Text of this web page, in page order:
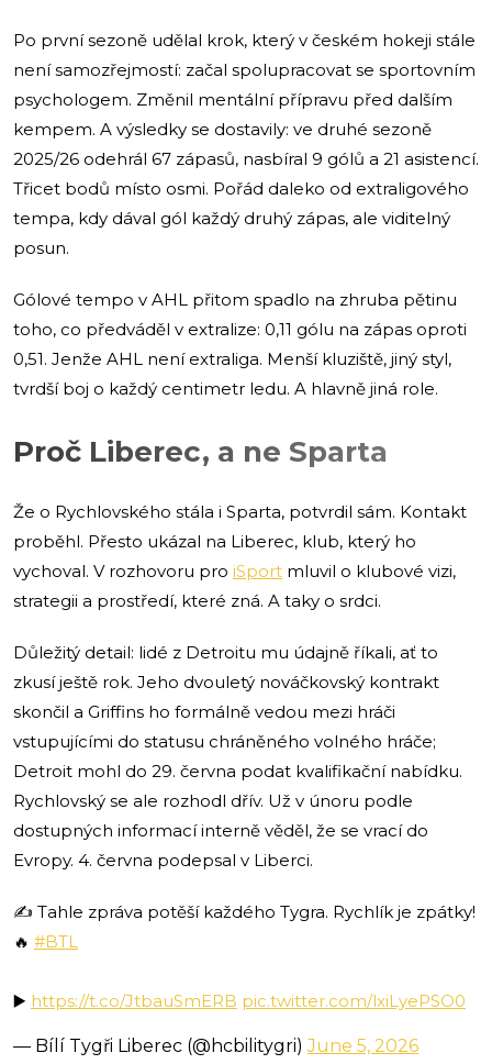
Po první sezoně udělal krok, který v českém hokeji stále
není samozřejmostí: začal spolupracovat se sportovním
psychologem. Změnil mentální přípravu před dalším
kempem. A výsledky se dostavily: ve druhé sezoně
2025/26 odehrál 67 zápasů, nasbíral 9 gólů a 21 asistencí.
Třicet bodů místo osmi. Pořád daleko od extraligového
tempa, kdy dával gól každý druhý zápas, ale viditelný
posun.
Gólové tempo v AHL přitom spadlo na zhruba pětinu
toho, co předváděl v extralize: 0,11 gólu na zápas oproti
0,51. Jenže AHL není extraliga. Menší kluziště, jiný styl,
tvrdší boj o každý centimetr ledu. A hlavně jiná role.
Proč Liberec, a ne Sparta
Že o Rychlovského stála i Sparta, potvrdil sám. Kontakt
proběhl. Přesto ukázal na Liberec, klub, který ho
vychoval. V rozhovoru pro iSport mluvil o klubové vizi,
strategii a prostředí, které zná. A taky o srdci.
Důležitý detail: lidé z Detroitu mu údajně říkali, ať to
zkusí ještě rok. Jeho dvouletý nováčkovský kontrakt
skončil a Griffins ho formálně vedou mezi hráči
vstupujícími do statusu chráněného volného hráče;
Detroit mohl do 29. června podat kvalifikační nabídku.
Rychlovský se ale rozhodl dřív. Už v únoru podle
dostupných informací interně věděl, že se vrací do
Evropy. 4. června podepsal v Liberci.
✍️ Tahle zpráva potěší každého Tygra. Rychlík je zpátky!
🔥 #BTL
▶️ https://t.co/JtbauSmERB pic.twitter.com/lxiLyePSO0
— Bílí Tygři Liberec (@hcbilitygri)June 5, 2026